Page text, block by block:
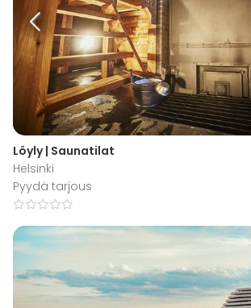
Löyly | Saunatilat
Helsinki
Pyydä tarjous